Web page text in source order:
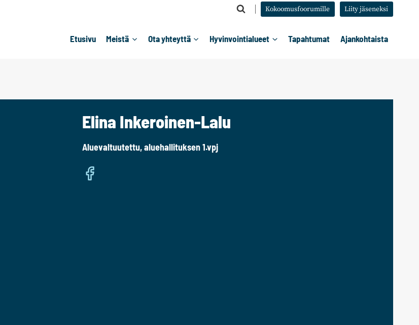
Kokoomusfoorumille Liity jäseneksi
Etusivu Meistä Ota yhteyttä Hyvinvointialueet Tapahtumat Ajankohtaista
Elina Inkeroinen-Lalu
Aluevaltuutettu, aluehallituksen 1.vpj